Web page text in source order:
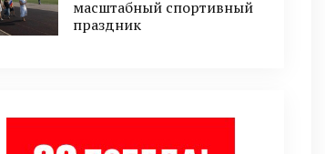
масштабный спортивный
праздник